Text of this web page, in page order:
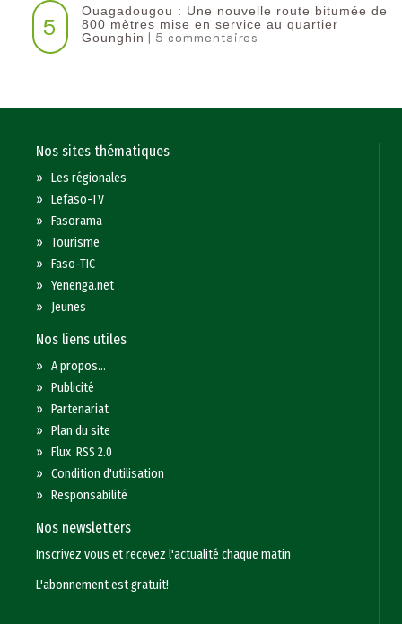
5
Ouagadougou : Une nouvelle route bitumée de
800 mètres mise en service au quartier
Gounghin | 5 commentaires
Nos sites thématiques
»Les régionales
»Lefaso-TV
»Fasorama
»Tourisme
»Faso-TIC
»Yenenga.net
» Jeunes
Nos liens utiles
»A propos...
»Publicité
»Partenariat
»Plan du site
»Flux RSS 2.0
»Condition d'utilisation
»Responsabilité
Nos newsletters
Inscrivez vous et recevez l'actualité chaque matin
L'abonnement est gratuit!